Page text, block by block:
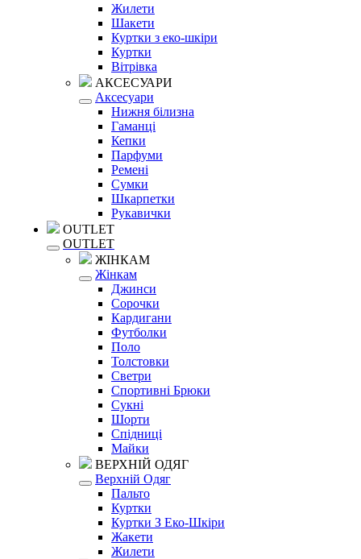
Жилети
Шакети
Куртки з еко-шкіри
Куртки
Вітрівка
АКСЕСУАРИ
Аксесуари
Нижня білизна
Гаманці
Кепки
Парфуми
Ремені
Сумки
Шкарпетки
Рукавички
OUTLET
OUTLET
ЖІНКАМ
Жінкам
Джинси
Сорочки
Кардигани
Футболки
Поло
Толстовки
Светри
Спортивні Брюки
Сукні
Шорти
Спідниці
Майки
ВЕРХНІЙ ОДЯГ
Верхній Одяг
Пальто
Куртки
Куртки З Еко-Шкіри
Жакети
Жилети